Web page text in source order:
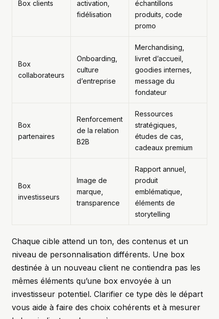
Box clients
activation,
fidélisation
échantillons
produits, code
promo
Box
collaborateurs
Onboarding,
culture
d’entreprise
Merchandising,
livret d’accueil,
goodies internes,
message du
fondateur
Box
partenaires
Renforcement
de la relation
B2B
Ressources
stratégiques,
études de cas,
cadeaux premium
Box
investisseurs
Image de
marque,
transparence
Rapport annuel,
produit
emblématique,
éléments de
storytelling
Chaque cible attend un ton, des contenus et un
niveau de personnalisation différents. Une box
destinée à un nouveau client ne contiendra pas les
mêmes éléments qu’une box envoyée à un
investisseur potentiel. Clarifier ce type dès le départ
vous aide à faire des choix cohérents et à mesurer